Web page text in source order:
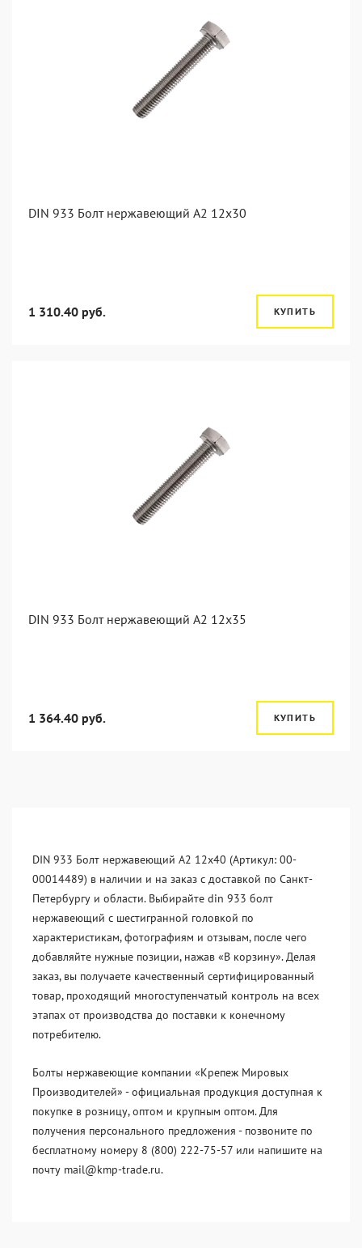
DIN 933 Болт нержавеющий А2 12х30
1 310.40 руб. КУПИТЬ
DIN 933 Болт нержавеющий А2 12х35
1 364.40 руб. КУПИТЬ
DIN 933 Болт нержавеющий А2 12х40 (Артикул: 00-
00014489) в наличии и на заказ с доставкой по Санкт-
Петербургу и области. Выбирайте din 933 болт
нержавеющий с шестигранной головкой по
характеристикам, фотографиям и отзывам, после чего
добавляйте нужные позиции, нажав «В корзину». Делая
заказ, вы получаете качественный сертифицированный
товар, проходящий многоступенчатый контроль на всех
этапах от производства до поставки к конечному
потребителю.
Болты нержавеющие компании «Крепеж Мировых
Производителей» - официальная продукция доступная к
покупке в розницу, оптом и крупным оптом. Для
получения персонального предложения - позвоните по
бесплатному номеру 8 (800) 222-75-57 или напишите на
почту mail@kmp-trade.ru.